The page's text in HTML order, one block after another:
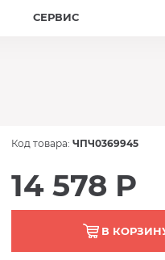
СЕРВИС
Код товара: ЧПЧ0369945
14 578 Р
В